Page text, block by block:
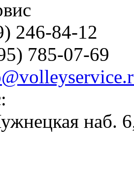
246-84-12
785-07-69
наб.